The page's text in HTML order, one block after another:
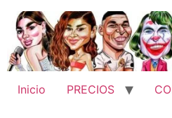
contenido
Inicio PRECIOS